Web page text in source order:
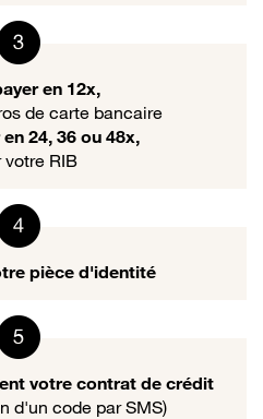
en 12x,
de carte bancaire
24, 36 ou 48x,
votre RIB
pièce d'identité
votre contrat de crédit
d'un code par SMS)